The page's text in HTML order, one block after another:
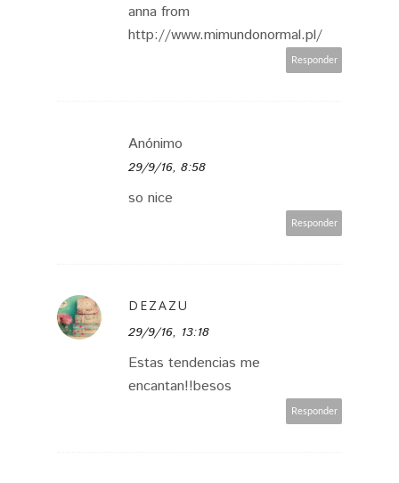
anna from
http://www.mimundonormal.pl/
Responder
Anónimo
29/9/16, 8:58
so nice
Responder
DEZAZU
29/9/16, 13:18
Estas tendencias me
encantan!!besos
Responder